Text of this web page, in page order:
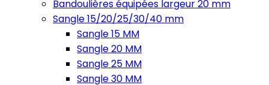
Bandoulières équipées largeur 20 mm
Sangle 15/20/25/30/40 mm
Sangle 15 MM
Sangle 20 MM
Sangle 25 MM
Sangle 30 MM